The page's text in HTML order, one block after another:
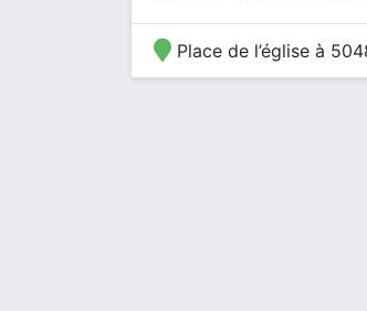
Place de l’église à